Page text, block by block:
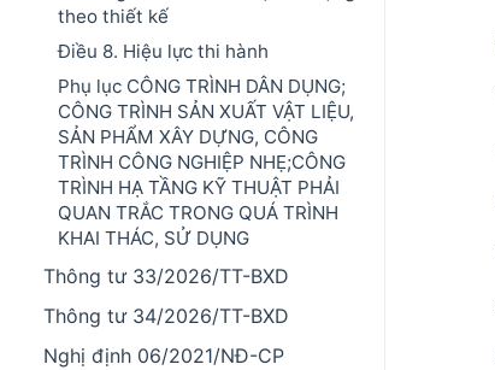
theo thiết kế
Điều 8. Hiệu lực thi hành
Phụ lục CÔNG TRÌNH DÂN DỤNG;
CÔNG TRÌNH SẢN XUẤT VẬT LIỆU,
SẢN PHẨM XÂY DỰNG, CÔNG
TRÌNH CÔNG NGHIỆP NHẸ;CÔNG
TRÌNH HẠ TẦNG KỸ THUẬT PHẢI
QUAN TRẮC TRONG QUÁ TRÌNH
KHAI THÁC, SỬ DỤNG
Thông tư 33/2026/TT-BXD
Thông tư 34/2026/TT-BXD
Nghị định 06/2021/NĐ-CP